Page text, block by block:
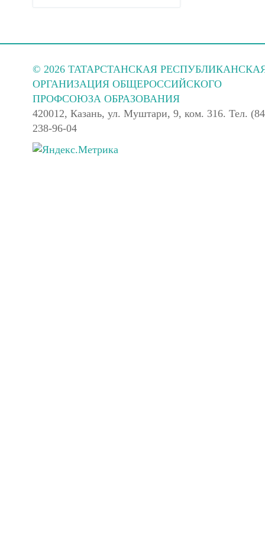
© 2026 ТАТАРСТАНСКАЯ
ОРГАНИЗАЦИЯ ОБЩЕРОССИЙСКОГО
ПРОФСОЮЗА ОБРАЗОВАНИЯ
420012, Казань, ул. Муштари, 9, ком. 316. Тел.
238-96-04